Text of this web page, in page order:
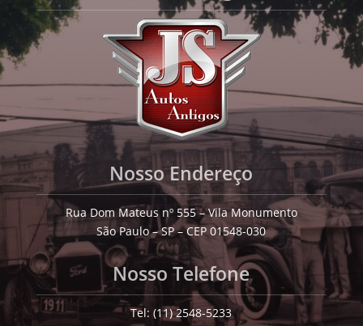
Nosso Endereço
Rua Dom Mateus nº 555 – Vila Monumento
São Paulo – SP – CEP 01548-030
Nosso Telefone
Tel: (11) 2548-5233